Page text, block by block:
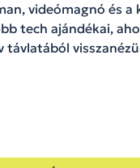
videómagnó és a
tech ajándékai,
távlatából